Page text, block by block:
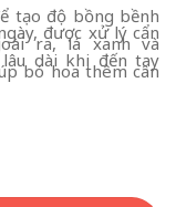
tạo độ bồng bềnh
ra, lá xanh và
bó hoa thêm cân
được xử lý cẩn
dài khi đến tay